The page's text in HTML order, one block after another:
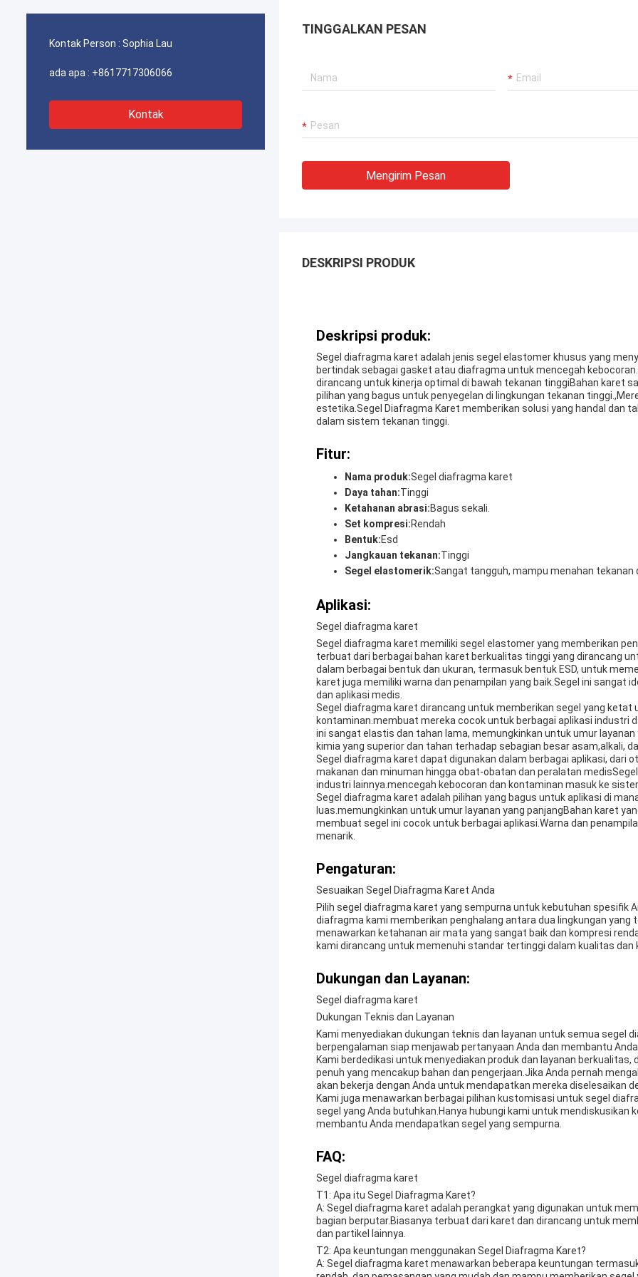
pengangkut LNG.
Kontak Person : Sophia Lau
ada apa : +8617717306066
Kontak
TINGGALKAN PESAN
Mengirim Pesan
DESKRIPSI PRODUK
Deskripsi produk:
Segel diafragma karet adalah jenis segel elastomer khusus yang
bertindak sebagai gasket atau diafragma untuk mencegah
dirancang untuk kinerja optimal di bawah tekanan tinggiBahan karet
pilihan yang bagus untuk penyegelan di lingkungan tekanan
estetika.Segel Diafragma Karet memberikan solusi yang handal dan
dalam sistem tekanan tinggi.
Fitur:
Nama produk:Segel diafragma karet
Daya tahan:Tinggi
Ketahanan abrasi:Bagus sekali.
Set kompresi:Rendah
Bentuk:Esd
Jangkauan tekanan:Tinggi
Segel elastomerik:Sangat tangguh, mampu menahan tekanan
Aplikasi:
Segel diafragma karet
Segel diafragma karet memiliki segel elastomer yang memberikan
terbuat dari berbagai bahan karet berkualitas tinggi yang dirancang
dalam berbagai bentuk dan ukuran, termasuk bentuk ESD, untuk
karet juga memiliki warna dan penampilan yang baik.Segel ini
dan aplikasi medis.
Segel diafragma karet dirancang untuk memberikan segel yang ketat
kontaminan.membuat mereka cocok untuk berbagai aplikasi industri
ini sangat elastis dan tahan lama, memungkinkan untuk umur
kimia yang superior dan tahan terhadap sebagian besar asam,alkali,
Segel diafragma karet dapat digunakan dalam berbagai aplikasi, dari
makanan dan minuman hingga obat-obatan dan peralatan
industri lainnya.mencegah kebocoran dan kontaminan masuk ke
Segel diafragma karet adalah pilihan yang bagus untuk aplikasi di
luas.memungkinkan untuk umur layanan yang panjangBahan karet
membuat segel ini cocok untuk berbagai aplikasi.Warna dan
menarik.
Pengaturan:
Sesuaikan Segel Diafragma Karet Anda
Pilih segel diafragma karet yang sempurna untuk kebutuhan spesifik
diafragma kami memberikan penghalang antara dua lingkungan
menawarkan ketahanan air mata yang sangat baik dan kompresi
kami dirancang untuk memenuhi standar tertinggi dalam kualitas dan
Dukungan dan Layanan:
Segel diafragma karet
Dukungan Teknis dan Layanan
Kami menyediakan dukungan teknis dan layanan untuk semua segel
berpengalaman siap menjawab pertanyaan Anda dan membantu
Kami berdedikasi untuk menyediakan produk dan layanan
penuh yang mencakup bahan dan pengerjaan.Jika Anda pernah
akan bekerja dengan Anda untuk mendapatkan mereka diselesaikan
Kami juga menawarkan berbagai pilihan kustomisasi untuk segel
segel yang Anda butuhkan.Hanya hubungi kami untuk mendiskusikan
membantu Anda mendapatkan segel yang sempurna.
FAQ:
Segel diafragma karet
T1: Apa itu Segel Diafragma Karet?
A: Segel diafragma karet adalah perangkat yang digunakan untuk
bagian berputar.Biasanya terbuat dari karet dan dirancang untuk
dan partikel lainnya.
T2: Apa keuntungan menggunakan Segel Diafragma Karet?
A: Segel diafragma karet menawarkan beberapa keuntungan